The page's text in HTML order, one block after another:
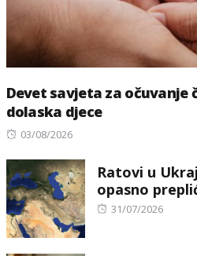
Devet savjeta za očuvanje
dolaska djece
Posted
03/08/2026
Ratovi u
opasno
Posted
31/07/2026